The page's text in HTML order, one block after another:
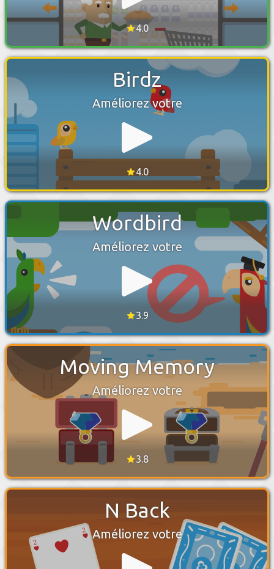
4.0
Birdz
Améliorez votre
4.0
Wordbird
Améliorez votre
3.9
Moving Memory
Améliorez votre
3.8
N Back
Améliorez votre